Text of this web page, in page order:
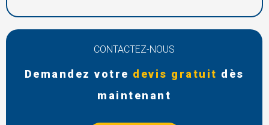
CONTACTEZ-NOUS
Demandez votre devis gratuit dès
maintenant